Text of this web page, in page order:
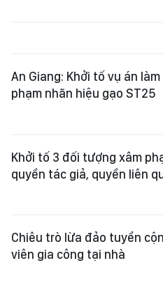
An Giang: Khởi tố vụ án
phạm nhãn hiệu gạo ST25
Khởi tố 3 đối tượng xâm
quyền tác giả, quyền liên
Chiêu trò lừa đảo tuyển
viên gia công tại nhà